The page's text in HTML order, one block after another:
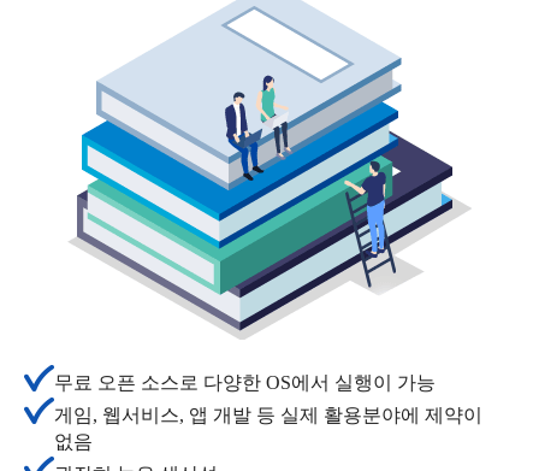
무료 오픈 소스로 다양한 OS에서 실행이 가능
게임, 웹서비스, 앱 개발 등 실제 활용분야에 제약이
없음